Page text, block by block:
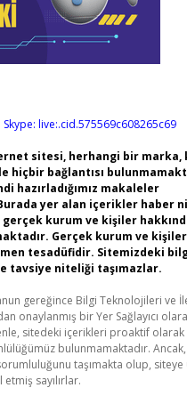
Skype: live:.cid.575569c608265c69
sitesi, herhangi bir marka,
hiçbir bağlantısı
hazırladığımız makaleler
yer alan içerikler haber
kurum ve kişiler
Gerçek kurum ve
tesadüfidir. Sitemizdeki
tavsiye niteliği taşımazlar.
gereğince Bilgi Teknolojileri ve
onaylanmış bir Yer Sağlayıcı
sitedeki içerikleri proaktif
bulunmamaktadır.
taşımakta olup,
sayılırlar.